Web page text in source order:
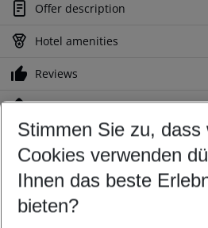
Offer description
Hotel amenities
Reviews
Location
Customize your offer
Find the perfect deal which suits
Your departure airport
Any airport
Stimmen Sie zu, dass
Cookies verwenden
Ihnen das beste
bieten?